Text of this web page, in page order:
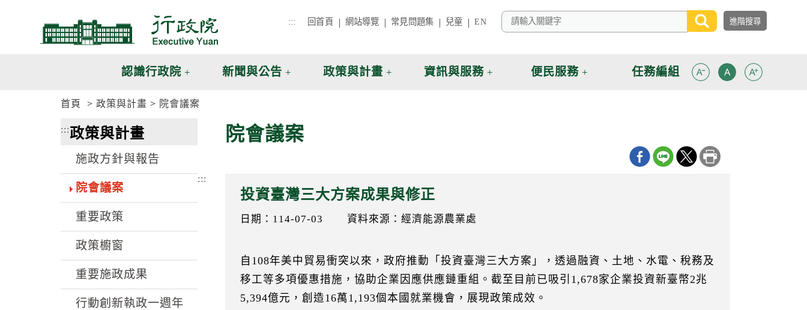
::: 回首頁 網站導覽 常見問題集 兒童 EN
認識行政院 新聞與公告 政策與計畫 資訊與服務 便民服務 任務編組
首頁 政策與計畫 院會議案
:::政策與計畫
施政方針與報告
院會議案
重要政策
政策櫥窗
重要施政成果
行動創新執政一週年
院會議案
:::
投資臺灣三大方案成果與修正
日期：114-07-03 資料來源：經濟能源農業處
自108年美中貿易衝突以來，政府推動「投資臺灣三大方案」，透過融資、土地、水電、稅務及
移工等多項優惠措施，協助企業因應供應鏈重組。截至目前已吸引1,678家企業投資新臺幣2兆
5,394億元，創造16萬1,193個本國就業機會，展現政策成效。